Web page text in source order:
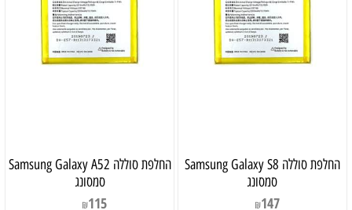
‏החלפת סוללה Samsung Galaxy S8
סמסונג
₪147
‏החלפת סוללה Samsung Galaxy A52
סמסונג
₪115